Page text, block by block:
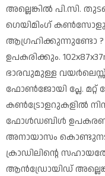
അല്ലെങ്കിൽ പി.സി.
ഗെയിമിംഗ്
ആഗ്രഹിക്കുന്നുണ്ടോ ?
ഉപകരിക്കും.
ഭാരവുമുള്ള
ഫോൺജോയി പ്ലേ. മറ്റ്
കൺട്രോളറുകളിൽ
ഫോൾഡബിൾ ഉപകരണം
അനായാസം
ക്രാഡിലിന്റെ
ആൻഡ്രോയിഡ്